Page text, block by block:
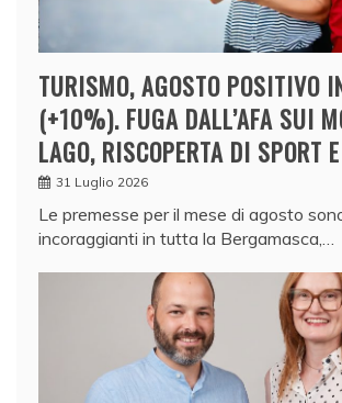
TURISMO, AGOSTO POSITIVO
(+10%). FUGA DALL’AFA SUI
LAGO, RISCOPERTA DI SPORT
31 Luglio 2026
Le premesse per il mese di agosto
incoraggianti in tutta la Bergamasca,…